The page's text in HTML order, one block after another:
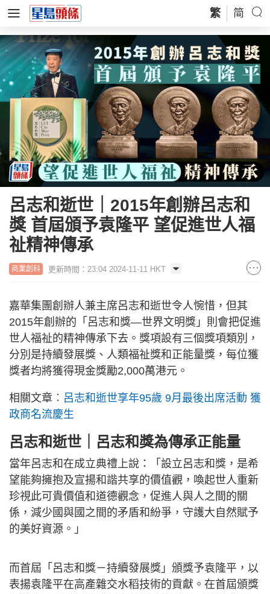
繁 简
呂志和逝世｜2015年創辦呂志和
獎 首屆頒予袁隆平 望促進世人福
祉精神傳承
商業創科 更新時間：23:04 2024-11-11 HKT
嘉華集團創辦人兼主席呂志和逝世令人惋惜，但其
2015年創辦的「呂志和獎—世界文明獎」則會把促進
世人福祉的精神傳承下去。獎項設有三個獎項類別，
分別是持續發展獎、人類福祉獎和正能量獎，每位獲
獎者均將獲得現金獎勵2,000萬港元。
相關文章︰ 呂志和逝世享年95歲 9月最後出席活動 獲
政商名流慶生
呂志和逝世｜呂志和獎為傳承正能量
當年呂志和在成立典禮上說：「設立呂志和獎，是希
望能夠擁抱及宣揚和諧共享的價值觀，喚起世人重新
珍視此可貴價值和道德觀念，促進人與人之間的關
係，減少國與國之間的矛盾和紛爭，守護大自然賦予
的美好資源。」
而首屆「呂志和獎－持續發展獎」頒獎予袁隆平，以
表揚袁隆平在高產雜交水稻技術的貢獻。在首屆頒獎